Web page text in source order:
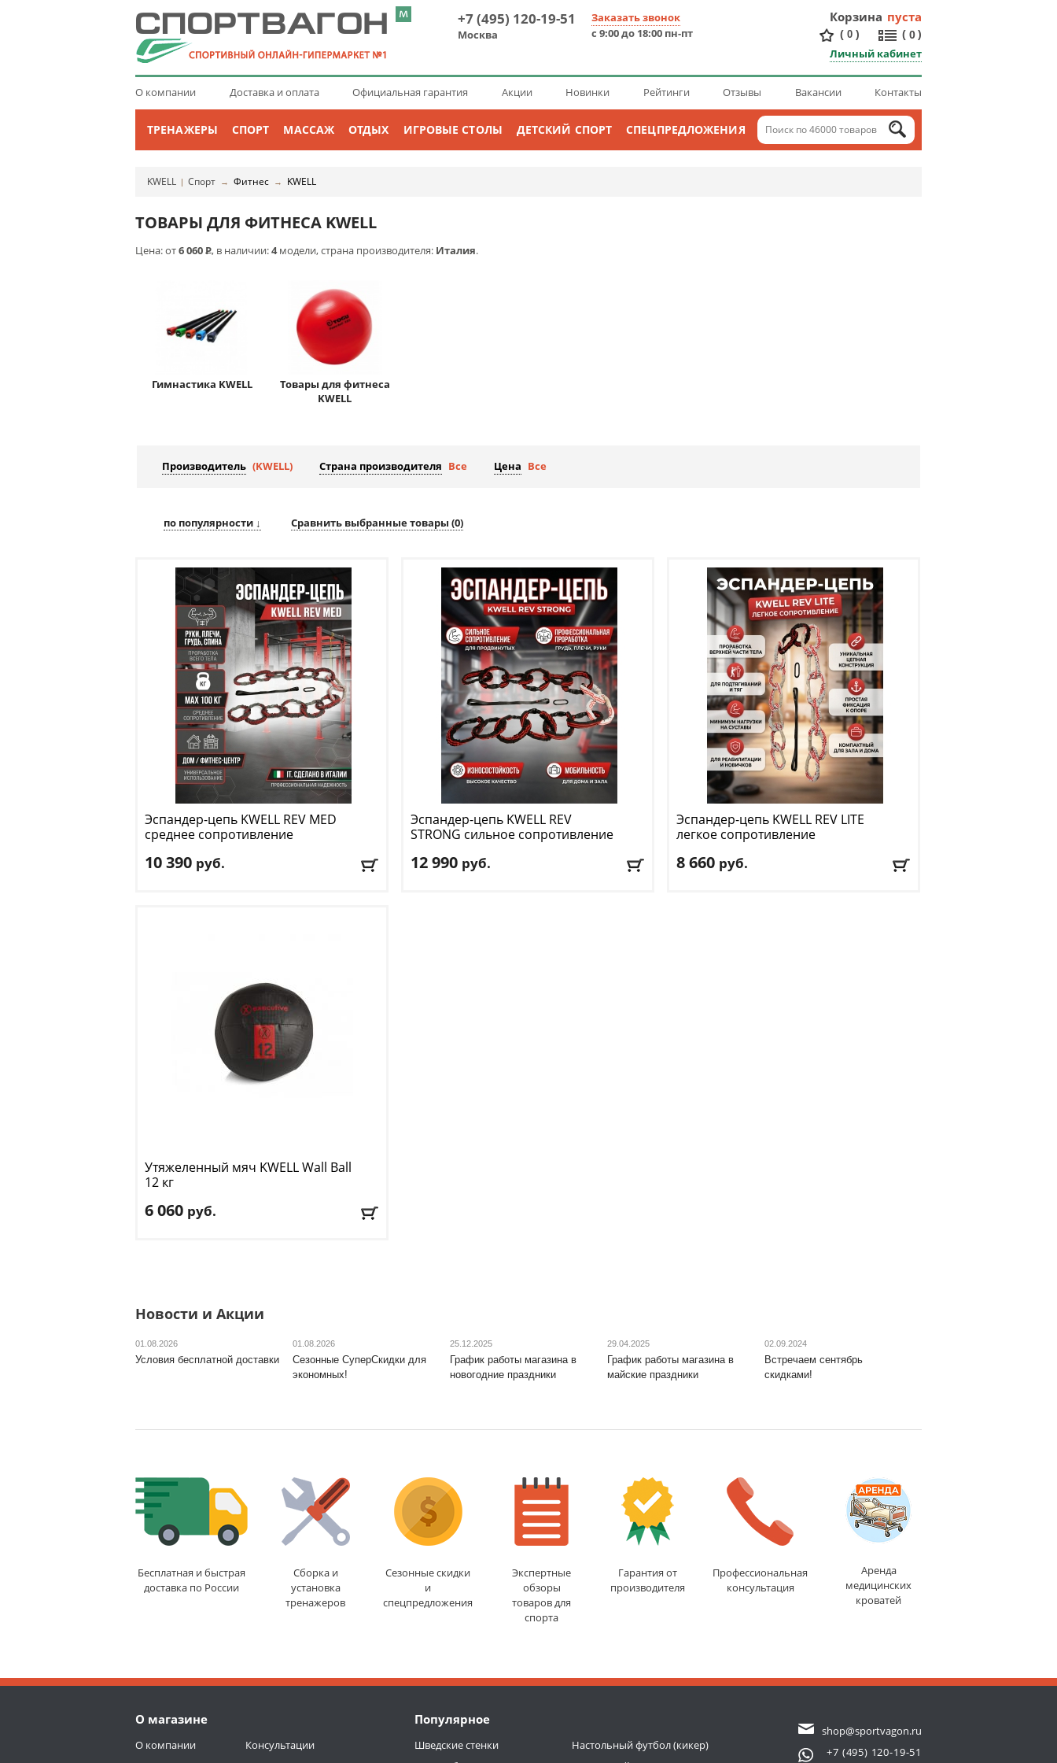
+7 (495) 120-19-51
Москва
Заказать звонок
с 9:00 до 18:00 пн-пт
Корзина пуста
( 0 ) ( 0 )
Личный кабинет
О компании Доставка и оплата Официальная гарантия Акции Новинки Рейтинги Отзывы Вакансии Контакты
ТРЕНАЖЕРЫ СПОРТ МАССАЖ ОТДЫХ ИГРОВЫЕ СТОЛЫ ДЕТСКИЙ СПОРТ СПЕЦПРЕДЛОЖЕНИЯ
KWELL | Спорт → Фитнес → KWELL
ТОВАРЫ ДЛЯ ФИТНЕСА KWELL
Цена: от6 060Р, в наличии:4модели, страна производителя: Италия.
Гимнастика KWELL
Товары для фитнеса
KWELL
Производитель (KWELL) Страна производителя Все Цена Все
по популярности ↓ Сравнить выбранные товары (0)
Эспандер-цепь KWELL REV MED
среднее сопротивление
10 390 руб.
Эспандер-цепь KWELL REV
STRONG сильное сопротивление
12 990 руб.
Эспандер-цепь KWELL REV LITE
легкое сопротивление
8 660 руб.
Утяжеленный мяч KWELLWall Ball
12 кг
6 060 руб.
Новости и Акции
01.08.2026
Условия бесплатной доставки
01.08.2026
Сезонные СуперСкидки для
экономных!
25.12.2025
График работы магазина в
новогодние праздники
29.04.2025
График работы магазина в
майские праздники
02.09.2024
Встречаем сентябрь
скидками!
Бесплатная и быстрая
доставка по России
Сборка и
установка
тренажеров
Сезонные скидки
и
спецпредложения
Экспертные
обзоры
товаров для
спорта
Гарантия от
производителя
Профессиональная
консультация
Аренда
медицинских
кроватей
О магазине Популярное
О компании
Консультации
Шведские стенки
Настольный футбол (кикер)
shop@sportvagon.ru
+7 (495) 120-19-51